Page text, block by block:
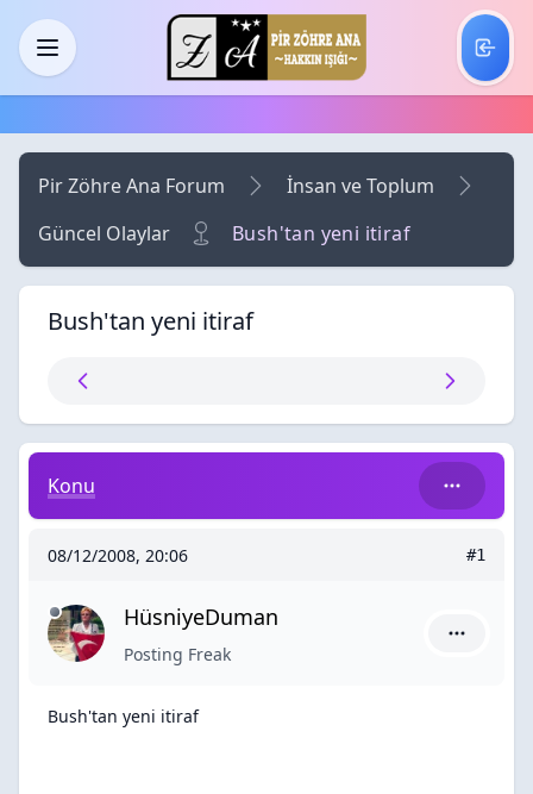
Skip to main content
Menü
Pir Zöhre Ana Forum
İnsan ve Toplum
Güncel Olaylar
Bush'tan yeni itiraf
Bush'tan yeni itiraf
Bush'tan yeni itiraf
Konu
08/12/2008, 20:06 #1
HüsniyeDuman
Posting Freak
Bush'tan yeni itiraf